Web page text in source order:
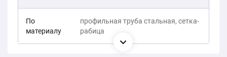
По
материалу
профильная труба стальная, сетка-
рабица